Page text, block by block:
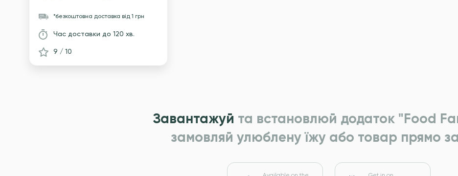
*безкоштовна доставка вiд 1 грн
Час доставки до 120 хв.
9 / 10
Завантажуй та встановлюй додаток "Food
замовляй улюблену їжу або товар прямо